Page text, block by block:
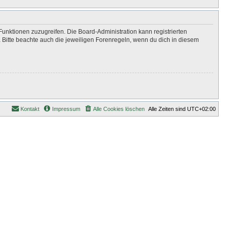
zuzugreifen. Die Board-Administration kann registrierten
beachte auch die jeweiligen Forenregeln, wenn du dich in diesem
Alle Zeiten sind UTC+02:00
Alle Cookies löschen
Impressum
Kontakt